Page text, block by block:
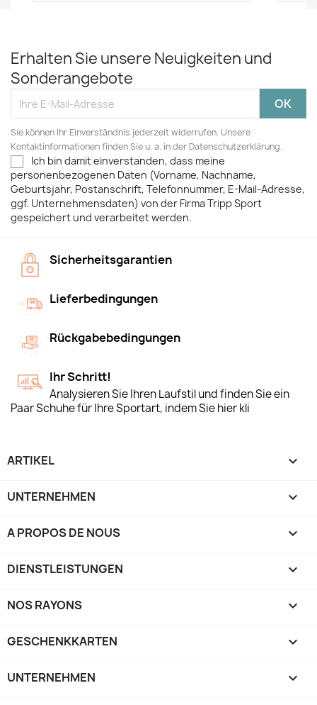
Erhalten Sie unsere Neuigkeiten und
Sonderangebote
Sie können Ihr Einverständnis jederzeit widerrufen. Unsere
Kontaktinformationen finden Sie u. a. in der Datenschutzerklärung.
Ich bin damit einverstanden, dass meine
personenbezogenen Daten (Vorname, Nachname,
Geburtsjahr, Postanschrift, Telefonnummer, E-Mail-Adresse,
ggf. Unternehmensdaten) von der Firma Tripp Sport
gespeichert und verarbeitet werden.
Sicherheitsgarantien
Lieferbedingungen
Rückgabebedingungen
Ihr Schritt!
Analysieren Sie Ihren Laufstil und finden Sie ein
Paar Schuhe für Ihre Sportart, indem Sie hier kli
ARTIKEL 
UNTERNEHMEN 
A PROPOS DE NOUS 
DIENSTLEISTUNGEN 
NOS RAYONS 
GESCHENKKARTEN 
UNTERNEHMEN 